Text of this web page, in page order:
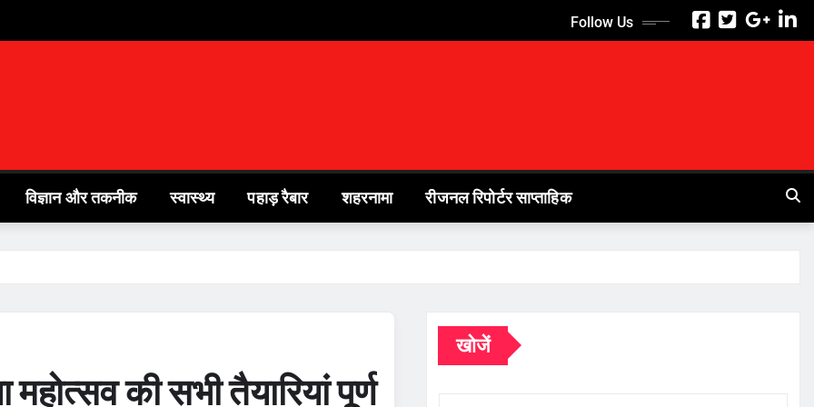
Follow Us
विज्ञान और तकनीक स्वास्थ्य पहाड़ रैबार शहरनामा रीजनल रिपोर्टर साप्ताहिक
की सभी तैयारियां पूर्ण
खोजें